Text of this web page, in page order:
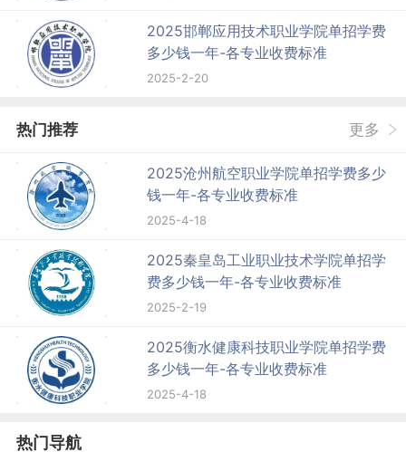
2025邯郸应用技术职业学院单招学费
多少钱一年-各专业收费标准
2025-2-20
热门推荐 更多
2025沧州航空职业学院单招学费多少
钱一年-各专业收费标准
2025-4-18
2025秦皇岛工业职业技术学院单招学
费多少钱一年-各专业收费标准
2025-2-19
2025衡水健康科技职业学院单招学费
多少钱一年-各专业收费标准
2025-4-18
热门导航